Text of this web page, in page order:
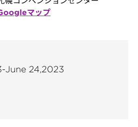
マップ
June 24,2023